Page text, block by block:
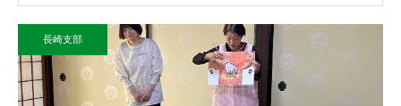
長崎支部